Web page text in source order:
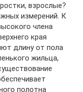
взрослые?
измерений. К
члена
края
длину от пола
жильца,
полотна